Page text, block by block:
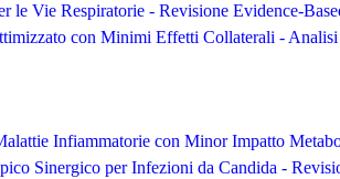
le Vie Respiratorie - Revisione Evidence-
con Minimi Effetti Collaterali - Analisi
Infiammatorie con Minor Impatto
Sinergico per Infezioni da Candida -